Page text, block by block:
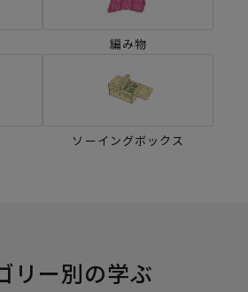
編み物
ソーイングボックス
リー別の学ぶ